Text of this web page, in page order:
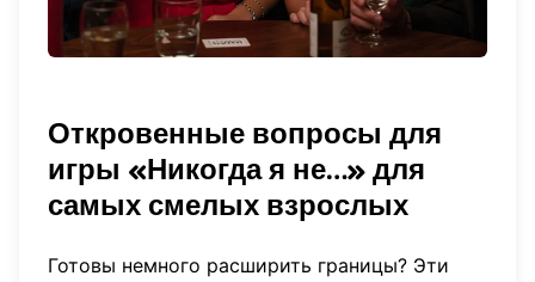
Откровенные вопросы для
игры «Никогда я не…» для
самых смелых взрослых
Готовы немного расширить границы? Эти